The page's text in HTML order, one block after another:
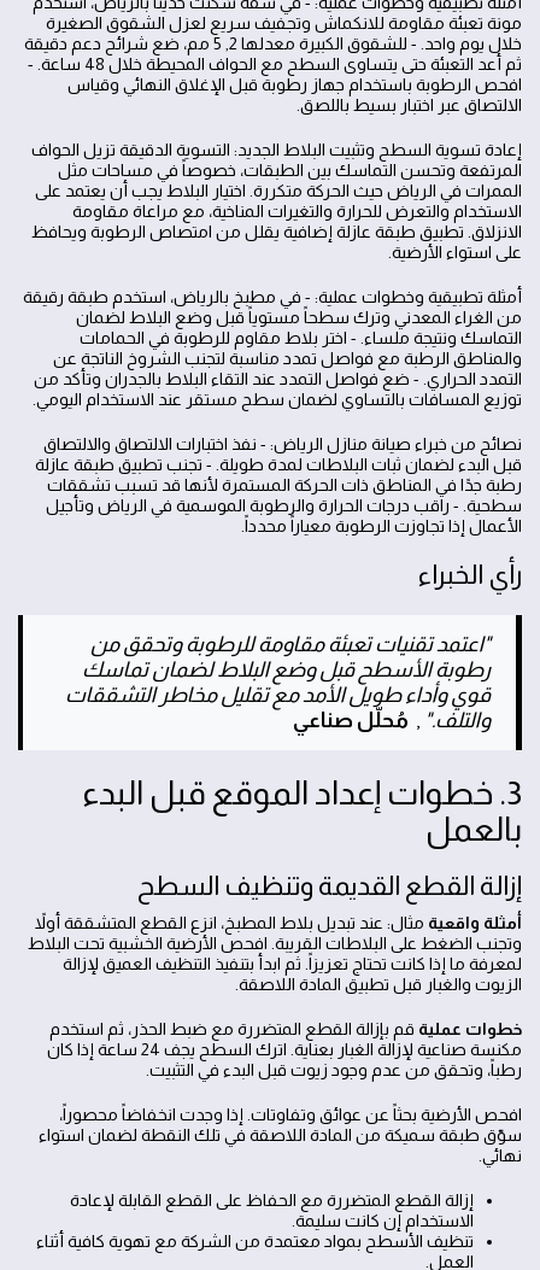
مونة تعبئة مقاومة للانكماش وتجفيف سريع لعزل الشقوق الصغيرة
خلال يوم واحد. - للشقوق الكبيرة معدلها 2, 5 مم، ضع شرائح دعم دقيقة
ثم أعد التعبئة حتى يتساوى السطح مع الحواف المحيطة خلال 48 ساعة. -
افحص الرطوبة باستخدام جهاز رطوبة قبل الإغلاق النهائي وقياس
الالتصاق عبر اختبار بسيط باللصق.
إعادة تسوية السطح وتثبيت البلاط الجديد: التسوية الدقيقة تزيل الحواف
المرتفعة وتحسن التماسك بين الطبقات، خصوصاً في مساحات مثل
الممرات في الرياض حيث الحركة متكررة. اختيار البلاط يجب أن يعتمد على
الاستخدام والتعرض للحرارة والتغيرات المناخية، مع مراعاة مقاومة
الانزلاق. تطبيق طبقة عازلة إضافية يقلل من امتصاص الرطوبة ويحافظ
على استواء الأرضية.
أمثلة تطبيقية وخطوات عملية: - في مطبخ بالرياض، استخدم طبقة رقيقة
من الغراء المعدني وترك سطحاً مستوياً قبل وضع البلاط لضمان
التماسك ونتيجة ملساء. - اختر بلاط مقاوم للرطوبة في الحمامات
والمناطق الرطبة مع فواصل تمدد مناسبة لتجنب الشروخ الناتجة عن
التمدد الحراري. - ضع فواصل التمدد عند التقاء البلاط بالجدران وتأكد من
توزيع المسافات بالتساوي لضمان سطح مستقر عند الاستخدام اليومي.
نصائح من خبراء صيانة منازل الرياض: - نفذ اختبارات الالتصاق والالتصاق
قبل البدء لضمان ثبات البلاطات لمدة طويلة. - تجنب تطبيق طبقة عازلة
رطبة جدًا في المناطق ذات الحركة المستمرة لأنها قد تسبب تشققات
سطحية. - راقب درجات الحرارة والرطوبة الموسمية في الرياض وتأجيل
الأعمال إذا تجاوزت الرطوبة معياراً محدداً.
رأي الخبراء
"اعتمد تقنيات تعبئة مقاومة للرطوبة وتحقق من
رطوبة الأسطح قبل وضع البلاط لضمان تماسك
قوي وأداء طويل الأمد مع تقليل مخاطر التشققات
والتلف." , مُحلّل صناعي
3. خطوات إعداد الموقع قبل البدء
بالعمل
إزالة القطع القديمة وتنظيف السطح
أمثلة واقعية مثال: عند تبديل بلاط المطبخ، انزع القطع المتشققة أولاً
وتجنب الضغط على البلاطات القريبة. افحص الأرضية الخشبية تحت البلاط
لمعرفة ما إذا كانت تحتاج تعزيزاً. ثم ابدأ بتنفيذ التنظيف العميق لإزالة
الزيوت والغبار قبل تطبيق المادة اللاصقة.
خطوات عملية قم بإزالة القطع المتضررة مع ضبط الحذر، ثم استخدم
مكنسة صناعية لإزالة الغبار بعناية. اترك السطح يجف 24 ساعة إذا كان
رطباً، وتحقق من عدم وجود زيوت قبل البدء في التثبيت.
افحص الأرضية بحثاً عن عوائق وتفاوتات. إذا وجدت انخفاضاً محصوراً،
سوّق طبقة سميكة من المادة اللاصقة في تلك النقطة لضمان استواء
نهائي.
إزالة القطع المتضررة مع الحفاظ على القطع القابلة لإعادة
الاستخدام إن كانت سليمة.
تنظيف الأسطح بمواد معتمدة من الشركة مع تهوية كافية أثناء
العمل.